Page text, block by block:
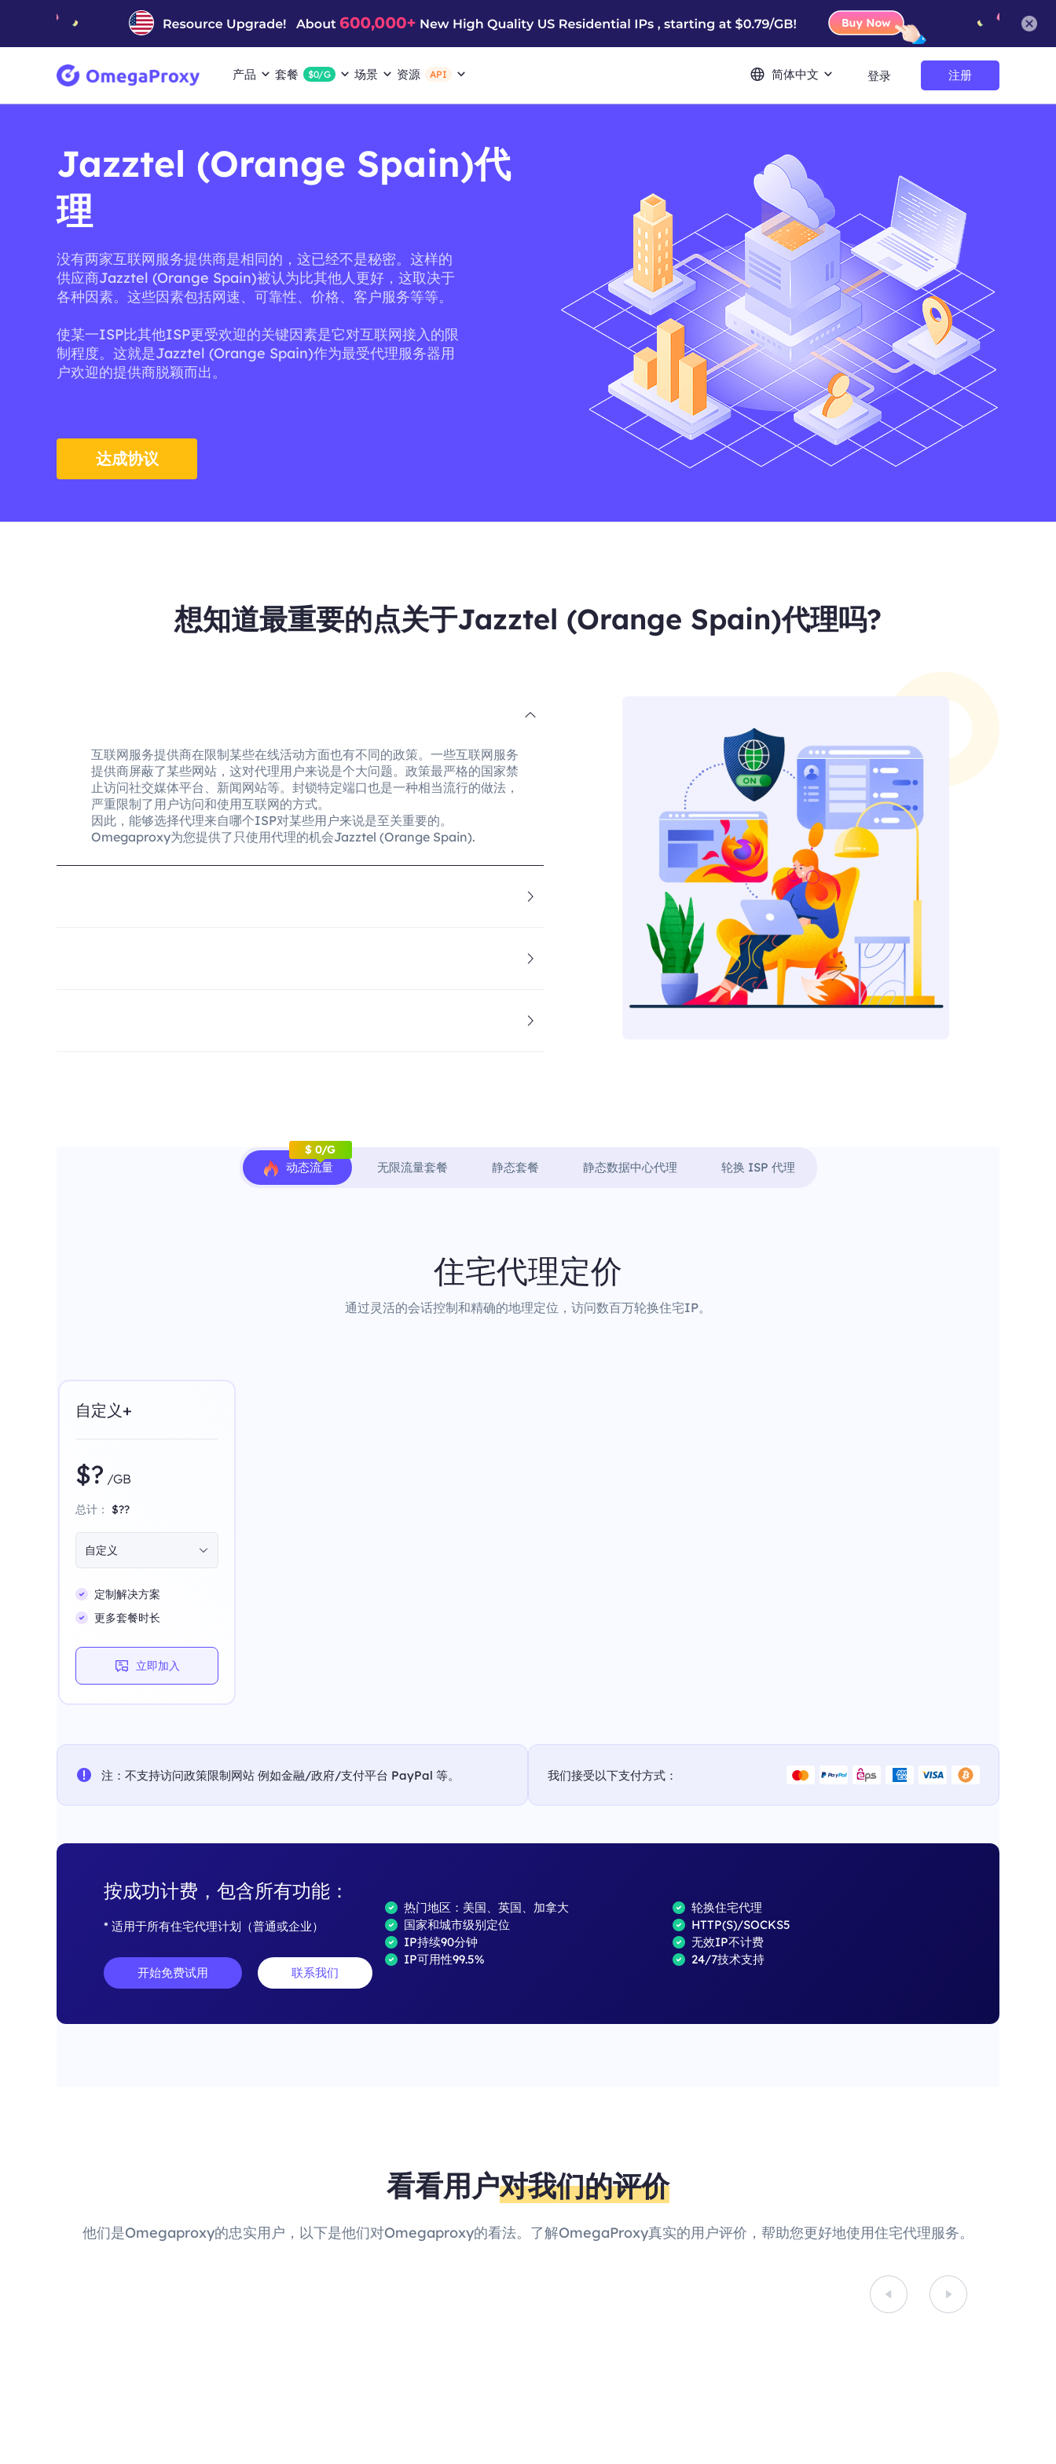
产品 套餐 $0/G 场景 资源 API 简体中文 登录 注册
Jazztel (Orange Spain)代
理
没有两家互联网服务提供商是相同的，这已经不是秘密。这样的
供应商Jazztel (Orange Spain)被认为比其他人更好，这取决于
各种因素。这些因素包括网速、可靠性、价格、客户服务等等。
使某一ISP比其他ISP更受欢迎的关键因素是它对互联网接入的限
制程度。这就是Jazztel (Orange Spain)作为最受代理服务器用
户欢迎的提供商脱颖而出。
达成协议
想知道最重要的点关于Jazztel (Orange Spain)代理吗?
互联网服务提供商在限制某些在线活动方面也有不同的政策。一些互联网服务
提供商屏蔽了某些网站，这对代理用户来说是个大问题。政策最严格的国家禁
止访问社交媒体平台、新闻网站等。封锁特定端口也是一种相当流行的做法，
严重限制了用户访问和使用互联网的方式。
因此，能够选择代理来自哪个ISP对某些用户来说是至关重要的。
Omegaproxy为您提供了只使用代理的机会Jazztel (Orange Spain).
动态流量
$ 0/G
无限流量套餐 静态套餐 静态数据中心代理 轮换 ISP 代理
住宅代理定价
通过灵活的会话控制和精确的地理定位，访问数百万轮换住宅IP。
自定义+
$? /GB
总计： $??
自定义
定制解决方案
更多套餐时长
立即加入
注：不支持访问政策限制网站 例如金融/政府/支付平台 PayPal 等。 我们接受以下支付方式：
按成功计费，包含所有功能：
* 适用于所有住宅代理计划（普通或企业）
开始免费试用 联系我们
热门地区：美国、英国、加拿大
轮换住宅代理
国家和城市级别定位
HTTP(S)/SOCKS5
IP持续90分钟
无效IP不计费
IP可用性99.5%
24/7技术支持
看看用户对我们的评价
他们是Omegaproxy的忠实用户，以下是他们对Omegaproxy的看法。了解OmegaProxy真实的用户评价，帮助您更好地使用住宅代理服务。